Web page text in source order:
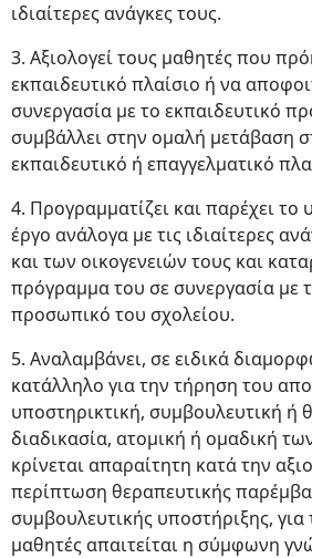
ιδιαίτερες ανάγκες τους.
3. Αξιολογεί τους μαθητές που
εκπαιδευτικό πλαίσιο ή να
συνεργασία με το εκπαιδευτικό
συμβάλλει στην ομαλή μετάβαση
εκπαιδευτικό ή επαγγελματικό
4. Προγραμματίζει και παρέχει το
έργο ανάλογα με τις ιδιαίτερες
και των οικογενειών τους και
πρόγραμμα του σε συνεργασία με
προσωπικό του σχολείου.
5. Αναλαμβάνει, σε ειδικά
κατάλληλο για την τήρηση του
υποστηρικτική, συμβουλευτική ή
διαδικασία, ατομική ή ομαδική
κρίνεται απαραίτητη κατά την
περίπτωση θεραπευτικής
συμβουλευτικής υποστήριξης, για
μαθητές απαιτείται η σύμφωνη